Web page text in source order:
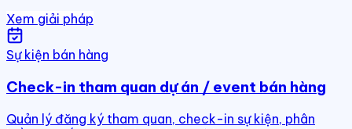
Xem giải pháp
Sự kiện bán hàng
Check-in tham quan dự án / event bán hàng
Quản lý đăng ký tham quan, check-in sự kiện, phân